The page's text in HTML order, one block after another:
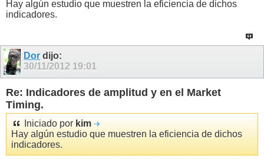
Hay algún estudio que muestren la eficiencia de dichos
indicadores.
Dor dijo:
30/11/2012 19:01
Re: Indicadores de amplitud y en el Market
Timing.
Iniciado por kim
Hay algún estudio que muestren la eficiencia de dichos
indicadores.